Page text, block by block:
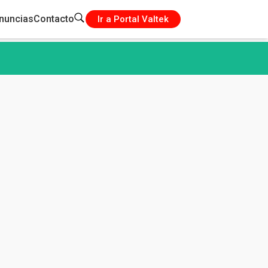
Contacto Ir a Portal Valtek